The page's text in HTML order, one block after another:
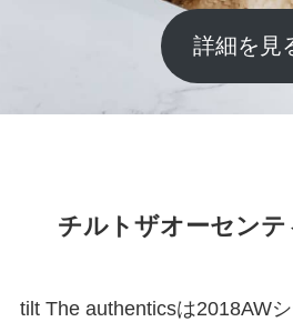
詳細を見
チルトザオーセン
tilt The authenticsは2018AW